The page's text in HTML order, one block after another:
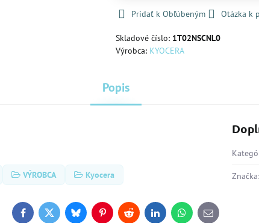
Pridať k Obľúbeným Otázka k
Skladové číslo: 1T02NSCNL0
Výrobca: KYOCERA
Popis
VÝROBCA Kyocera Značka:
FacebookTwitterBlueskyPinterestRedditLinkedInWhatsApp
E-